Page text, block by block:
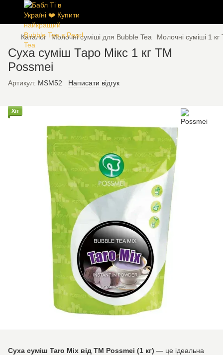
Каталог Молочні суміші для Bubble Tea Молочні суміші 1
Суха суміш Таро Мікс 1 кг TM
Possmei
Артикул: MSM52 Написати відгук
Хіт
Суха суміш Taro Mix від TM Possmei (1 кг) — це ідеальна